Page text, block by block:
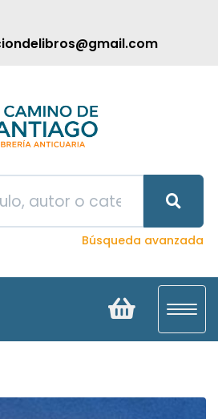
Búsqueda avanzada